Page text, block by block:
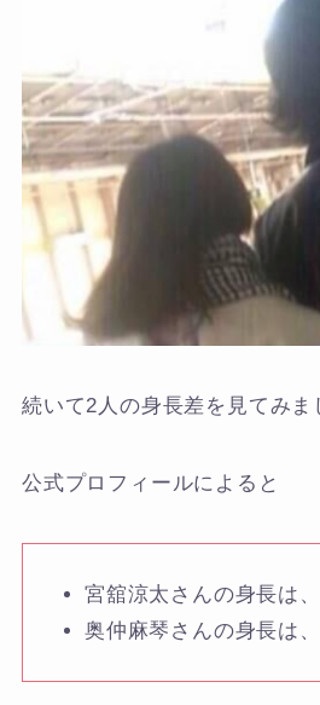
続いて2人の身長差を見てみま
公式プロフィールによると
宮舘涼太さんの身長は、
奥仲麻琴さんの身長は、